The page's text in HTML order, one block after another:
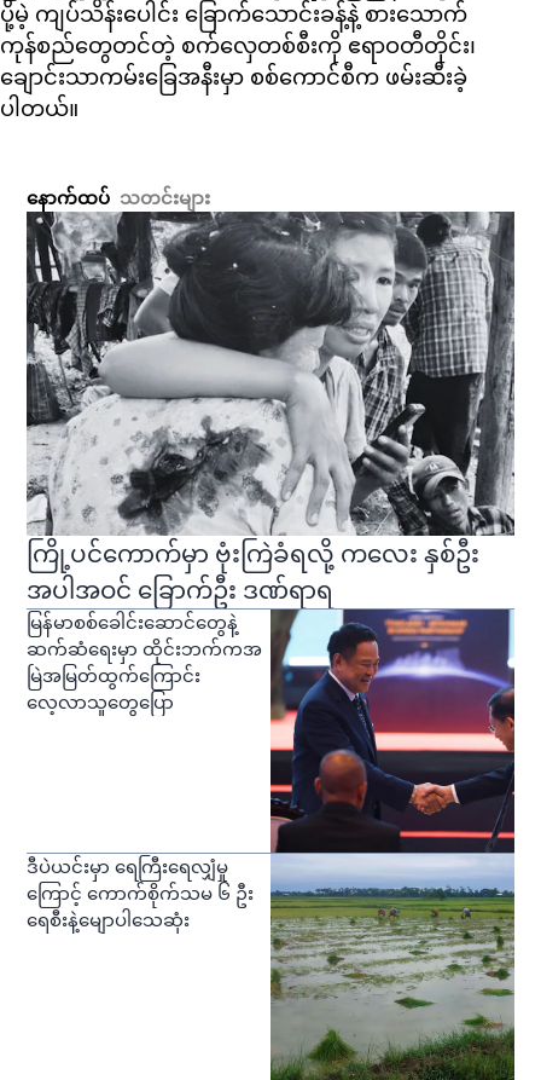
ပို့မဲ့ ကျပ်သိန်းပေါင်း ခြောက်သောင်းခန့်နဲ့ စားသောက်
ကုန်စည်တွေတင်တဲ့ စက်လှေတစ်စီးကို ဧရာဝတီတိုင်း၊
ချောင်းသာကမ်းခြေအနီးမှာ စစ်ကောင်စီက ဖမ်းဆီးခဲ့
ပါတယ်။
နောက်ထပ် သတင်းများ
ကြို့ပင်ကောက်မှာ ဗုံးကြဲခံရလို့ ကလေး နှစ်ဦး
အပါအဝင် ခြောက်ဦး ဒဏ်ရာရ
မြန်မာစစ်ခေါင်းဆောင်တွေနဲ့
ဆက်ဆံရေးမှာ ထိုင်းဘက်ကအ
မြဲအမြတ်ထွက်ကြောင်း
လေ့လာသူတွေပြော
ဒီပဲယင်းမှာ ရေကြီးရေလျှံမှု
ကြောင့် ကောက်စိုက်သမ ၆ ဦး
ရေစီးနဲ့မျောပါသေဆုံး